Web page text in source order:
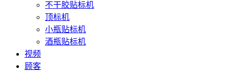
不干胶贴标机
顶标机
小瓶贴标机
酒瓶贴标机
视频
顾客